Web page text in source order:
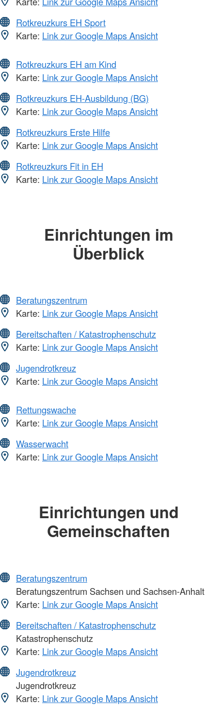
Rotkreuzkurs EH Sport
Karte: Link zur Google Maps Ansicht
Rotkreuzkurs EH am Kind
Karte: Link zur Google Maps Ansicht
Rotkreuzkurs EH-Ausbildung (BG)
Karte: Link zur Google Maps Ansicht
Rotkreuzkurs Erste Hilfe
Karte: Link zur Google Maps Ansicht
Rotkreuzkurs Fit in EH
Karte: Link zur Google Maps Ansicht
Einrichtungen im
Überblick
Beratungszentrum
Karte: Link zur Google Maps Ansicht
Bereitschaften / Katastrophenschutz
Karte: Link zur Google Maps Ansicht
Jugendrotkreuz
Karte: Link zur Google Maps Ansicht
Rettungswache
Karte: Link zur Google Maps Ansicht
Wasserwacht
Karte: Link zur Google Maps Ansicht
Einrichtungen und
Gemeinschaften
Beratungszentrum
Beratungszentrum Sachsen und Sachsen-Anhalt
Karte: Link zur Google Maps Ansicht
Bereitschaften / Katastrophenschutz
Katastrophenschutz
Karte: Link zur Google Maps Ansicht
Jugendrotkreuz
Jugendrotkreuz
Karte: Link zur Google Maps Ansicht